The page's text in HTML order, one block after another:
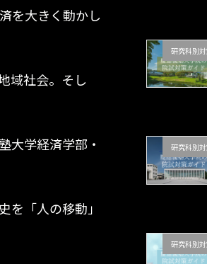
を大きく動かし
域社会。そし
大学経済学部・
を「人の移動」
研究科別対
研究科別対
研究科別対